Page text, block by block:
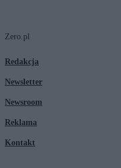
Zero.pl
Redakcja
Newsletter
Newsroom
Reklama
Kontakt